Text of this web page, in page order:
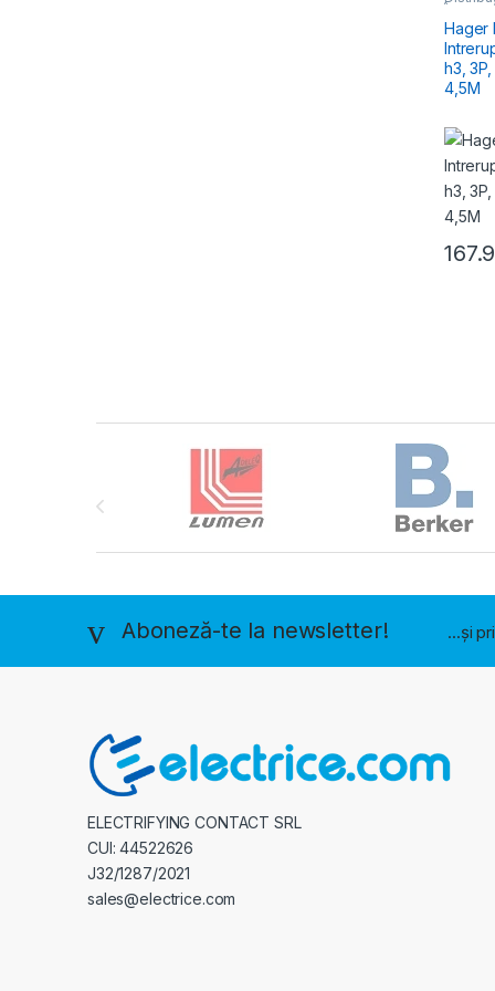
Hager
h3, 3P, 16A, 18kA, compact,
4,5M
Brands Carousel
Aboneză-te la newsletter! ...și
ELECTRIFYING CONTACT SRL
CUI: 44522626
J32/1287/2021
sales@electrice.com